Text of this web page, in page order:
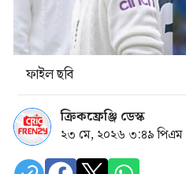
ফাইল ছবি
ক্রিকফ্রেঞ্জি ডেস্ক
২৩ মে, ২০২৬ ৩:৪৯ পিএম